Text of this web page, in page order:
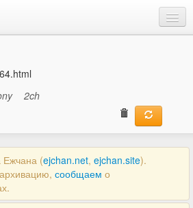
2ch
Ежчана (ejchan.net, ejchan.site).
сообщаем о